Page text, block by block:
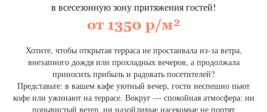
в всесезонную зону притяжения гостей!
от 1350 р/м²
Хотите, чтобы открытая терраса не простаивала из‑за ветра,
внезапного дождя или прохладных вечеров, а продолжала
приносить прибыль и радовать посетителей?
Представьте: в вашем кафе уютный вечер, гости неспешно пьют
кофе или ужинают на террасе. Вокруг — спокойная атмосфера: ни
порывистый ветер, ни назойливые насекомые не портят